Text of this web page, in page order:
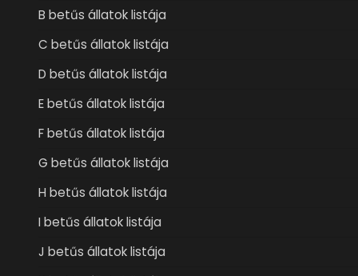
B betűs állatok listája
C betűs állatok listája
D betűs állatok listája
E betűs állatok listája
F betűs állatok listája
G betűs állatok listája
H betűs állatok listája
I betűs állatok listája
J betűs állatok listája